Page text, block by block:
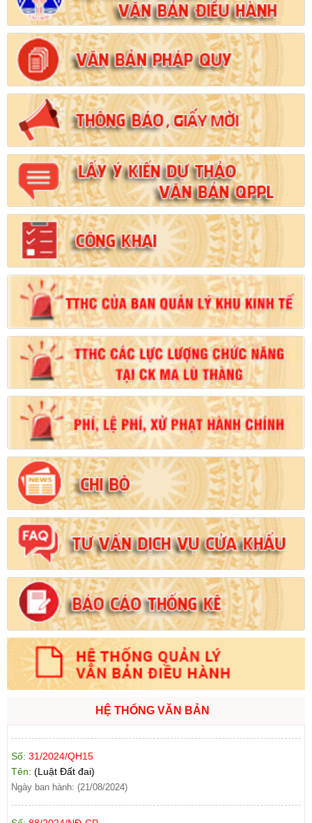
HỆ THỐNG VĂN BẢN
Số:102/2024/NĐ-CP
Tên:(Nghị định Quy định chi tiết thi hành một số điều của Luật
Đất đai)
Ngày ban hành: (21/08/2024)
Số:103/2024/NĐ-CP
Tên: (Nghị định Quy định về tiền sử dụng đất, tiền thuê đất)
Ngày ban hành: (21/08/2024)
Số:1731/KH-UBND
Tên:(Kế hoạch triển khai thi hành Luật Đất đai năm 2024)
Ngày ban hành: (21/08/2024)
Số:71/2024/NĐ-CP
Tên:(Nghị định Quy định về giá đất)
Ngày ban hành: (21/08/2024)
Ngày ban hành: (21/08/2024)
Số:88/2024/NĐ-CP